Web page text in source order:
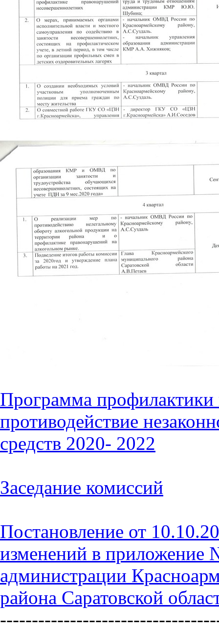
Программа п
противодействие
средств 2020- 2022
Заседание комиссий
Постановление от
изменений в приложение
администрации
района Саратовской